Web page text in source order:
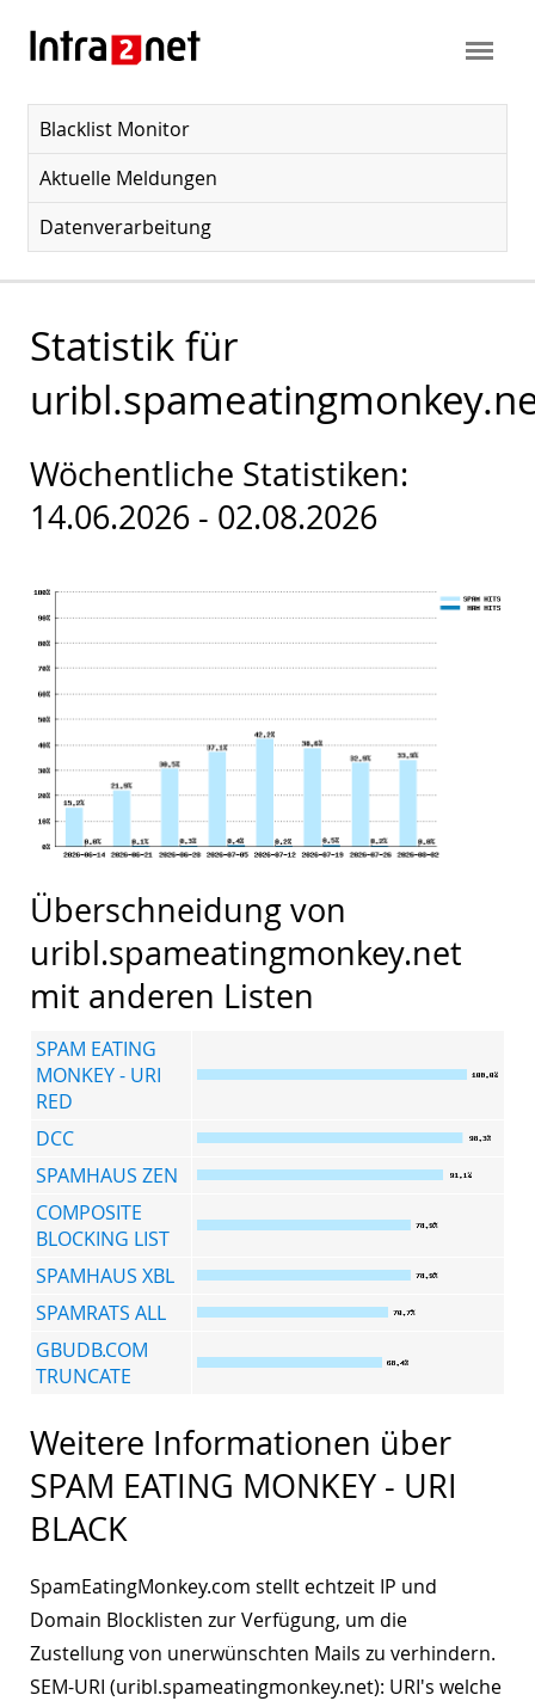
Blacklist Monitor
Aktuelle Meldungen
Datenverarbeitung
Statistik für
Wöchentliche Statistiken:
14.06.2026 - 02.08.2026
Überschneidung von
uribl.spameatingmonkey.net
mit anderen Listen
SPAM EATING
MONKEY - URI
RED
DCC
SPAMHAUS ZEN
COMPOSITE
BLOCKING LIST
SPAMHAUS XBL
SPAMRATS ALL
GBUDB.COM
TRUNCATE
Weitere Informationen über
SPAM EATING MONKEY - URI
BLACK
SpamEatingMonkey.com stellt echtzeit IP und
Domain Blocklisten zur Verfügung, um die
Zustellung von unerwünschten Mails zu verhindern.
SEM-URI (uribl.spameatingmonkey.net): URI's welche